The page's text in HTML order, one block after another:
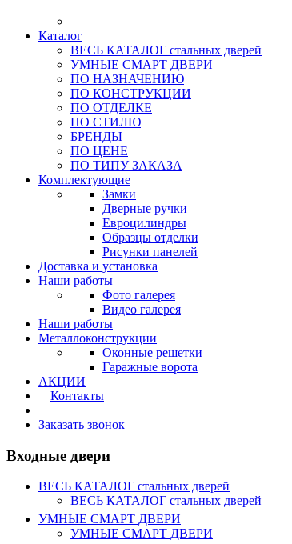
Каталог
ВЕСЬ КАТАЛОГ стальных дверей
УМНЫЕ СМАРТ ДВЕРИ
ПО НАЗНАЧЕНИЮ
ПО КОНСТРУКЦИИ
ПО ОТДЕЛКЕ
ПО СТИЛЮ
БРЕНДЫ
ПО ЦЕНЕ
ПО ТИПУ ЗАКАЗА
Комплектующие
Замки
Дверные ручки
Евроцилиндры
Образцы отделки
Рисунки панелей
Доставка и установка
Наши работы
Фото галерея
Видео галерея
Наши работы
Металлоконструкции
Оконные решетки
Гаражные ворота
АКЦИИ
Контакты
Заказать звонок
Входные двери
ВЕСЬ КАТАЛОГ стальных дверей
ВЕСЬ КАТАЛОГ стальных дверей
УМНЫЕ СМАРТ ДВЕРИ
УМНЫЕ СМАРТ ДВЕРИ